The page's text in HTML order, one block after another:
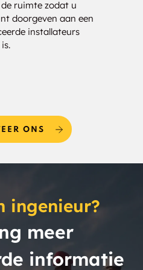
Peekaboo Point
Port McNicoll
Rathburn
Rohallion
Sadowa
ruimte zodat u
doorgeven aan een
installateurs
ONS
ingenieur?
meer
informatie